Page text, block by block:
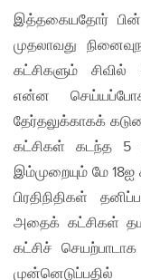
இத்தகையதோர்
முதலாவது
கட்சிகளும் சிவில்
என்ன
தேர்தலுக்காகக்
கட்சிகள் கடந்த
இம்முறையும் மே
பிரதிநிதிகள்
அதைக் கட்சிகள்
கட்சிச்